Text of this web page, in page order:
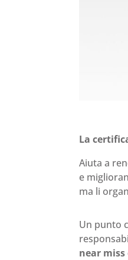
La
Aiuta a
e
ma li
Un punto
near